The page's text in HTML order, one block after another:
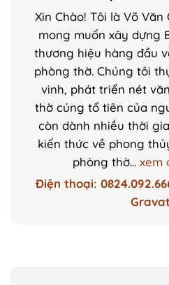
Xin Chào! Tôi là Võ
mong muốn xây dựng
thương hiệu hàng đầu
phòng thờ. Chúng tôi
vinh, phát triển nét
thờ cúng tổ tiên của
còn dành nhiều thời
kiến thức về phong
phòng thờ... xem
Điện thoại: